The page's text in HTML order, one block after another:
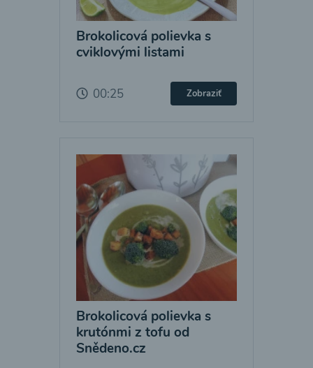
Brokolicová polievka s
cviklovými listami
00:25 Zobraziť
Brokolicová polievka s
krutónmi z tofu od
Snědeno.cz